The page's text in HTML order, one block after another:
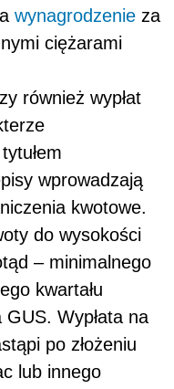
wynagrodzenie za
ciężarami
również wypłat
wprowadzają
kwotowe.
do wysokości
– minimalnego
kwartału
Wypłata na
po złożeniu
lub innego